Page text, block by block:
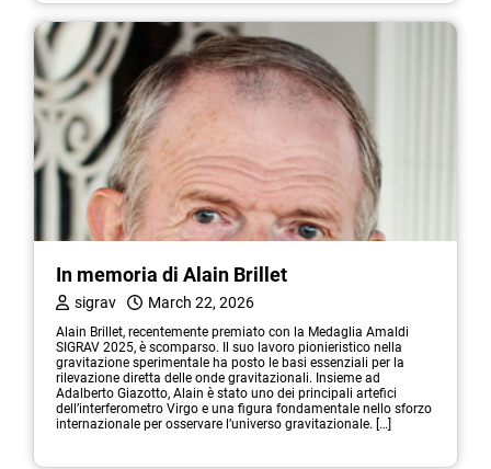
In memoria di Alain Brillet
sigrav March 22, 2026
Alain Brillet, recentemente premiato con la Medaglia Amaldi
SIGRAV 2025, è scomparso. Il suo lavoro pionieristico nella
gravitazione sperimentale ha posto le basi essenziali per la
rilevazione diretta delle onde gravitazionali. Insieme ad
Adalberto Giazotto, Alain è stato uno dei principali artefici
dell’interferometro Virgo e una figura fondamentale nello sforzo
internazionale per osservare l’universo gravitazionale. […]